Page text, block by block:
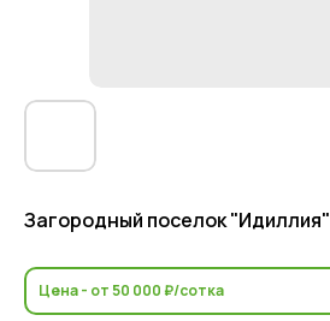
Загородный поселок "Идиллия"
Цена - от 50 000 ₽/сотка